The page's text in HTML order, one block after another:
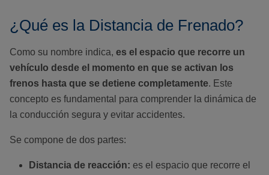
¿Qué es la Distancia de Frenado?
Como su nombre indica, es el espacio que recorre un
vehículo desde el momento en que se activan los
frenos hasta que se detiene completamente. Este
concepto es fundamental para comprender la dinámica de
la conducción segura y evitar accidentes.
Se compone de dos partes:
Distancia de reacción: es el espacio que recorre el